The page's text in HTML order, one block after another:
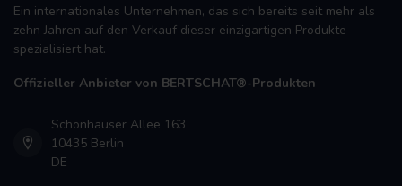
Ein internationales Unternehmen, das sich bereits seit mehr als
zehn Jahren auf den Verkauf dieser einzigartigen Produkte
spezialisiert hat.
Offizieller Anbieter von BERTSCHAT®-Produkten
Schönhauser Allee 163
10435 Berlin
DE